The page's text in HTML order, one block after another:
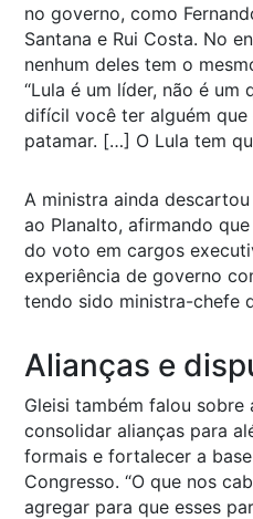
no governo, como
Santana e Rui Costa. No
nenhum deles tem o
“Lula é um líder, não é
difícil você ter alguém que
patamar. […] O Lula tem
A ministra ainda
ao Planalto, afirmando
do voto em cargos
experiência de governo
tendo sido ministra-chefe
Alianças e
Gleisi também falou sobre
consolidar alianças para
formais e fortalecer a
Congresso. “O que nos
agregar para que esses